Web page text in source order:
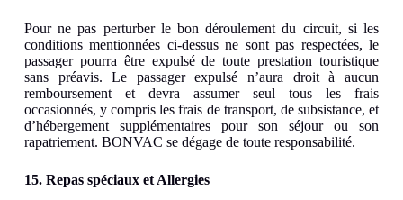
Pour ne pas perturber le bon déroulement du circuit, si les
conditions mentionnées ci-dessus ne sont pas respectées, le
passager pourra être expulsé de toute prestation touristique
sans préavis. Le passager expulsé n’aura droit à aucun
remboursement et devra assumer seul tous les frais
occasionnés, y compris les frais de transport, de subsistance, et
d’hébergement supplémentaires pour son séjour ou son
rapatriement. BONVAC se dégage de toute responsabilité.
15. Repas spéciaux et Allergies